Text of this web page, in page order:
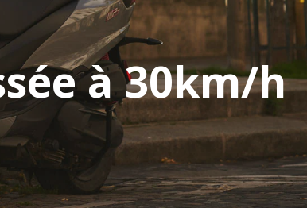
à 30km/h